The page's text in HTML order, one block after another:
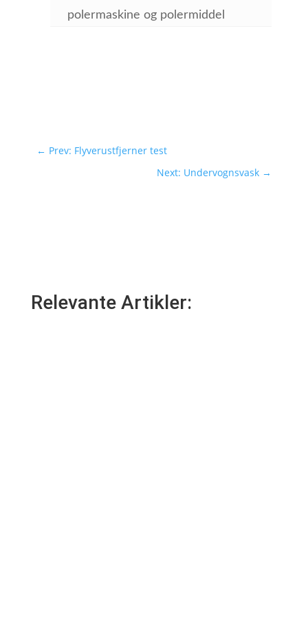
polermaskine og polermiddel
← Prev: Flyverustfjerner test
Next: Undervognsvask →
Relevante Artikler: